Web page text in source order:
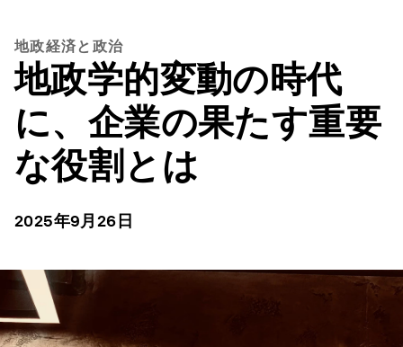
地政経済と政治
地政学的変動の時代
に、企業の果たす重要
な役割とは
2025年9月26日